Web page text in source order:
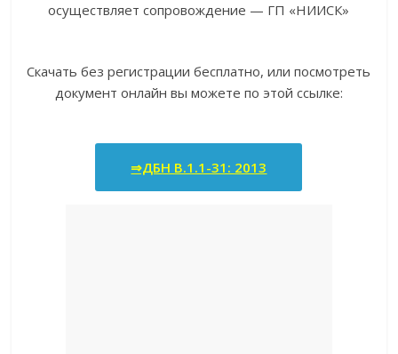
осуществляет сопровождение — ГП «НИИСК»
Скачать без регистрации бесплатно, или посмотреть
документ онлайн вы можете по этой ссылке:
⇒ДБН В.1.1-31: 2013